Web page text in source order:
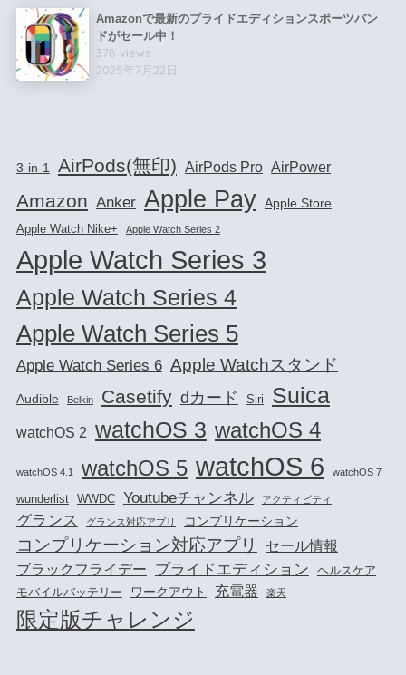
Amazonで最新のプライドエディションスポーツバン
ドがセール中！
378 views
2025年7月22日
3-in-1 AirPods(無印) AirPods Pro AirPower
Amazon Anker Apple Pay Apple Store
Apple Watch Nike+ Apple Watch Series 2
Apple Watch Series 3
Apple Watch Series 4
Apple Watch Series 5
Apple Watch Series 6 Apple Watchスタンド
Audible Belkin Casetify dカード Siri Suica
watchOS 2 watchOS 3 watchOS 4
watchOS 4.1 watchOS 5 watchOS 6 watchOS 7
wunderlist WWDC Youtubeチャンネル アクティビティ
グランス グランス対応アプリ コンプリケーション
コンプリケーション対応アプリ
セール情報
ブラックフライデー
プライドエディション
ヘルスケア
モバイルバッテリー
ワークアウト 充電器 楽天
限定版チャレンジ